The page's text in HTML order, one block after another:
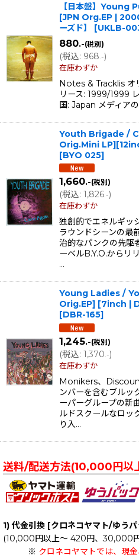
並び順
絞り
【日本盤】
[JPN Org.EP |
ーズド】
[UKLB-
880.-(税別)
(税込: 968 .-)
在庫わずか
Notes & Tracklis オ
リース: 1999/1999
国: Japan メディア
Youth Brigade /
Orig.Mini
[BYO 025]
1,660.-(税別)
(税込: 1,826.-)
在庫わずか
独創的でエネルギッ
ラウンドシーンの最
治的なパンクの先
ーベルB.Y.O.からリ
…
Young Ladies /
Orig.EP] [7inch |
[DBR-165]
1,245.-(税別)
(税込: 1,370 .-)
在庫わずか
Monikers、
ンバーを含むブルッ
ーパーグループの新
ルドスクールなロッ
り入…
送料/配送方法(10,000円以
1) 代金引換 [クロネコヤマト/ゆうパ
(10,000円以上～ 420円、30,000
※ クロネコヤマトでは、現